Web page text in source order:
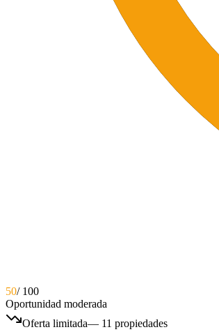
50/ 100
Oportunidad moderada
Oferta limitada— 11 propiedades